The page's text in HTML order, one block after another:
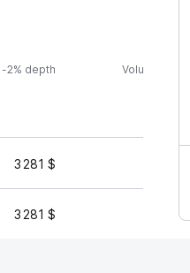
-2% depth Volume (24h)
3 281 $
3 281 $ 1 $